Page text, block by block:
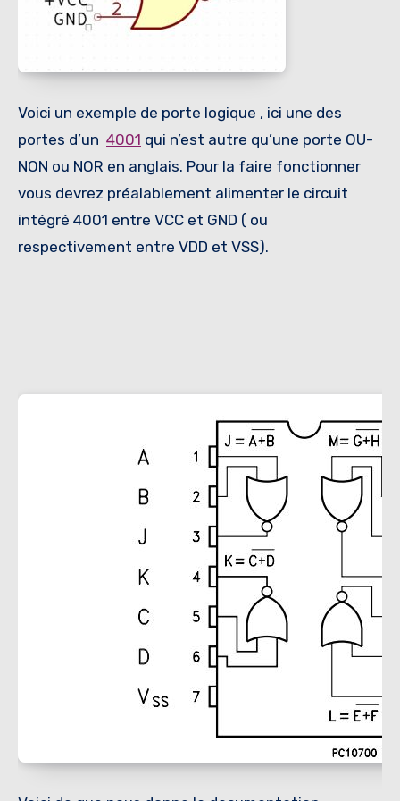
Voici un exemple de porte logique , ici une des
portes d’un 4001 qui n’est autre qu’une porte OU-
NON ou NOR en anglais. Pour la faire fonctionner
vous devrez préalablement alimenter le circuit
intégré 4001 entre VCC et GND ( ou
respectivement entre VDD et VSS).